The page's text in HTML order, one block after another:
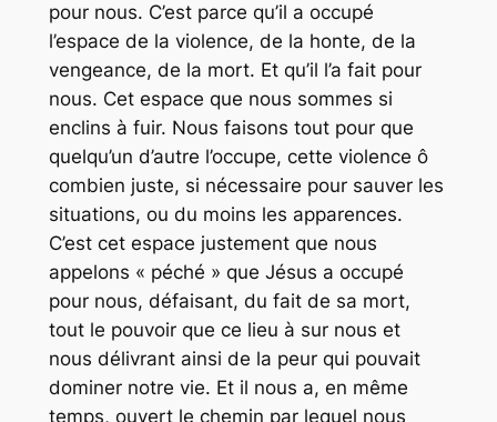
pour nous. C’est parce qu’il a occupé
l’espace de la violence, de la honte, de la
vengeance, de la mort. Et qu’il l’a fait pour
nous. Cet espace que nous sommes si
enclins à fuir. Nous faisons tout pour que
quelqu’un d’autre l’occupe, cette violence ô
combien juste, si nécessaire pour sauver les
situations, ou du moins les apparences.
C’est cet espace justement que nous
appelons « péché » que Jésus a occupé
pour nous, défaisant, du fait de sa mort,
tout le pouvoir que ce lieu à sur nous et
nous délivrant ainsi de la peur qui pouvait
dominer notre vie. Et il nous a, en même
temps, ouvert le chemin par lequel nous